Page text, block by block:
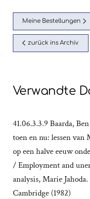
Meine Bestellungen
zurück ins Archiv
Verwandte
41.06.3.3.9 Baarda,
toen en nu: lessen
op een halve eeuw
/ Employment and
analysis, Marie
Cambridge (1982)